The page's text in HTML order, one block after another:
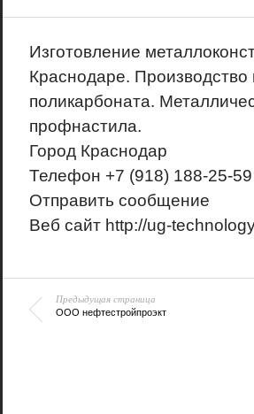
Изготовление
Краснодаре.
поликарбоната.
профнастила.
ГородКраснодар
Телефон +7 (918) 188-25-59
Отправить сообщение
Веб сайтhttp://ug-
Предыдущая страница
ООО нефтестройпроэкт